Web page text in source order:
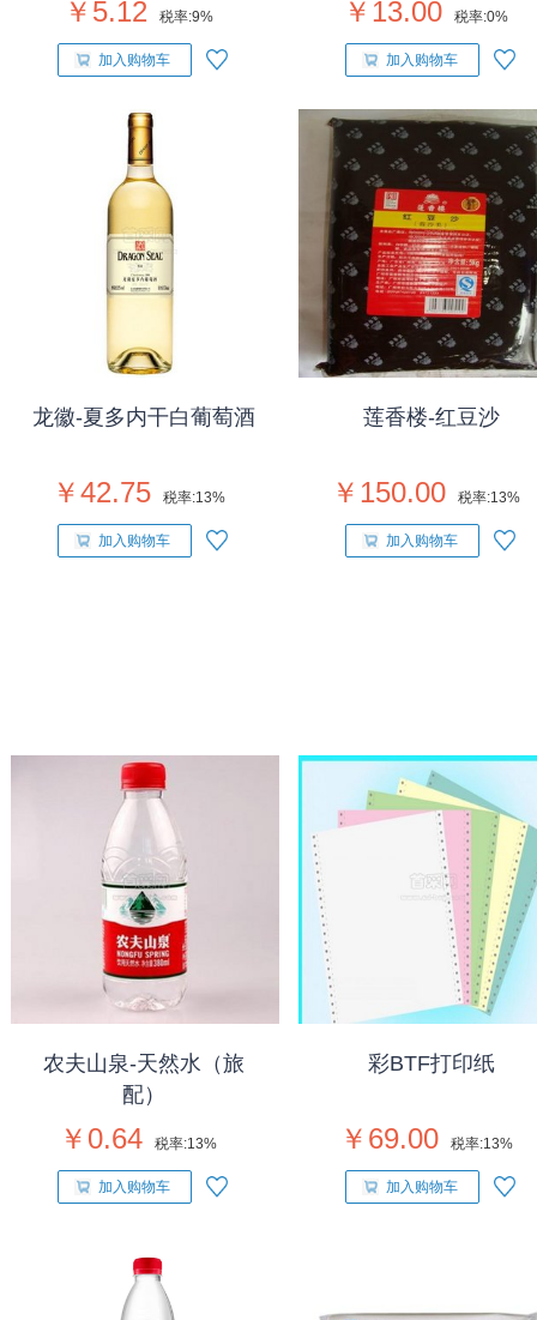
￥5.12 税率:9%
加入购物车
￥13.00 税率:0%
加入购物车
龙徽-夏多内干白葡萄酒
￥42.75 税率:13%
加入购物车
莲香楼-红豆沙
￥150.00 税率:13%
加入购物车
农夫山泉-天然水（旅
配）
￥0.64 税率:13%
加入购物车
彩BTF打印纸
￥69.00 税率:13%
加入购物车